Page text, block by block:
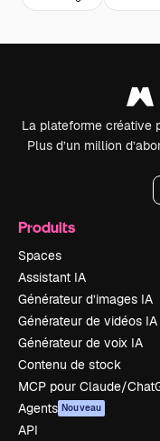
La plateforme créative
Plus d’un million
Produits
Spaces
Assistant IA
Générateur d’images IA
Générateur de vidéos IA
Générateur de voix IA
Contenu de stock
MCP pour Claude/
Agents Nouveau
API